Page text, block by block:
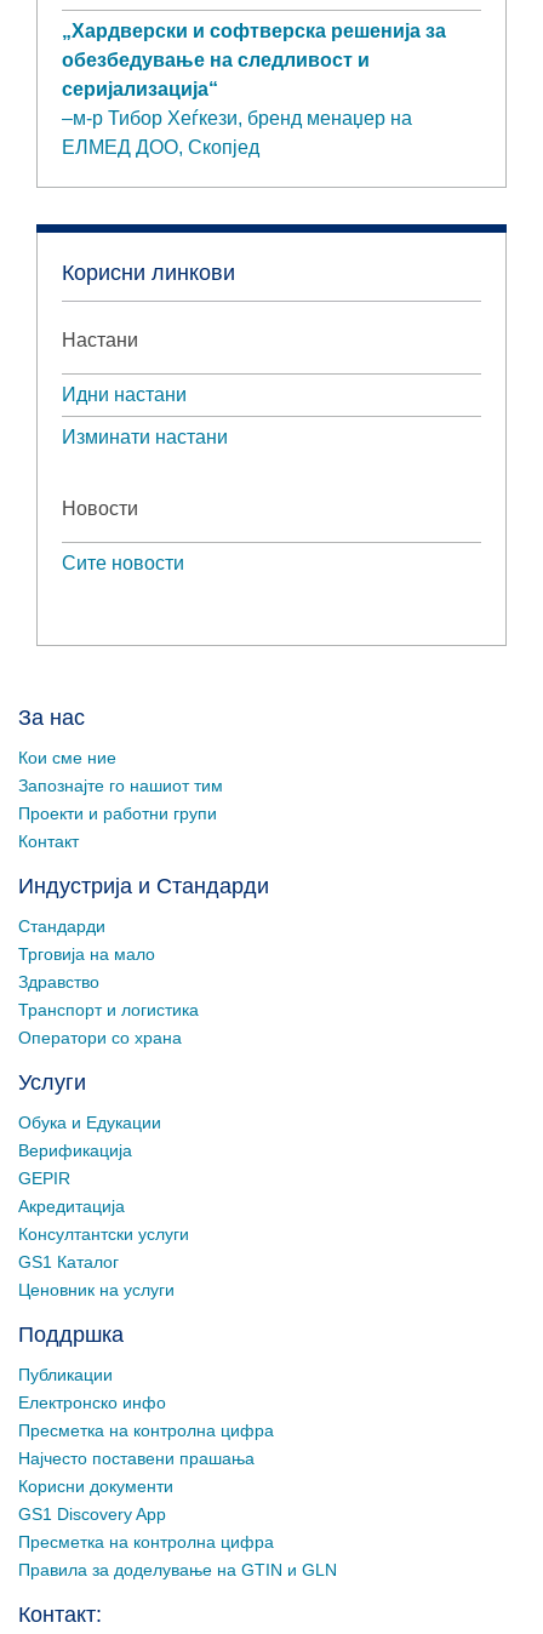
„Хардверски и софтверска решенија за
обезбедување на следливост и
серијализација“
–м-р Тибор Хеѓкези, бренд менаџер на
ЕЛМЕД ДОО, Скопјед
Корисни линкови
Настани
Идни настани
Изминати настани
Новости
Сите новости
За нас
Кои сме ние
Запознајте го нашиот тим
Проекти и работни групи
Контакт
Индустрија и Стандарди
Стандарди
Трговија на мало
Здравство
Транспорт и логистика
Оператори со храна
Услуги
Обука и Едукации
Верификација
GEPIR
Акредитација
Консултантски услуги
GS1 Каталог
Ценовник на услуги
Поддршка
Публикации
Електронско инфо
Пресметка на контролна цифра
Најчесто поставени прашања
Корисни документи
GS1 Discovery App
Пресметка на контролна цифра
Правила за доделување на GTIN и GLN
Контакт: